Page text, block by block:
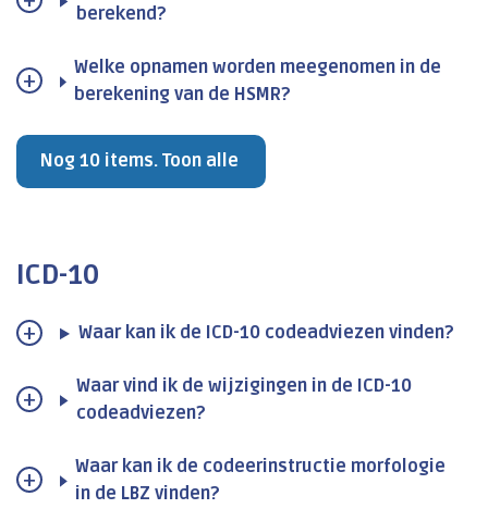
berekend?
Welke opnamen worden meegenomen in de
berekening van de HSMR?
Nog 10 items. Toon alle
ICD-10
Waar kan ik de ICD-10 codeadviezen vinden?
Waar vind ik de wijzigingen in de ICD-10
codeadviezen?
Waar kan ik de codeerinstructie morfologie
in de LBZ vinden?